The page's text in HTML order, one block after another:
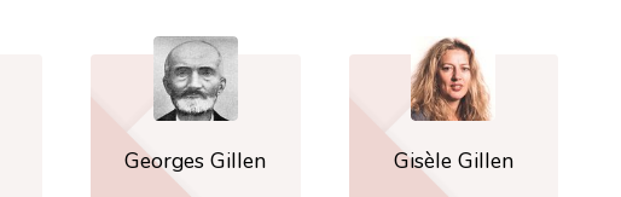
Georges Gillen Gisèle Gillen